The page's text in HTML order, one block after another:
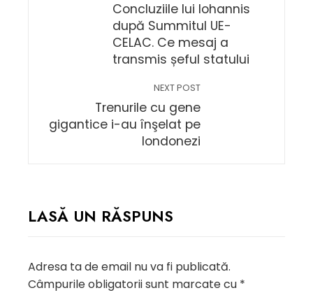
Concluziile lui Iohannis
după Summitul UE-
CELAC. Ce mesaj a
transmis șeful statului
NEXT POST
Trenurile cu gene
gigantice i-au înşelat pe
londonezi
LASĂ UN RĂSPUNS
Adresa ta de email nu va fi publicată.
Câmpurile obligatorii sunt marcate cu *